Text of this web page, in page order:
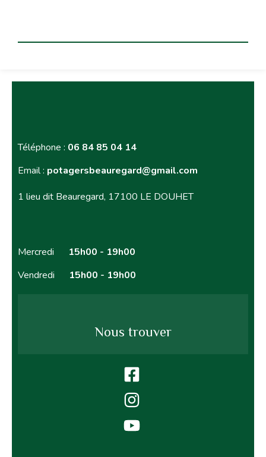
Téléphone : 06 84 85 04 14
Email : potagersbeauregard@gmail.com
1 lieu dit Beauregard, 17100 LE DOUHET
Mercredi 15h00 - 19h00
Vendredi 15h00 - 19h00
Nous trouver